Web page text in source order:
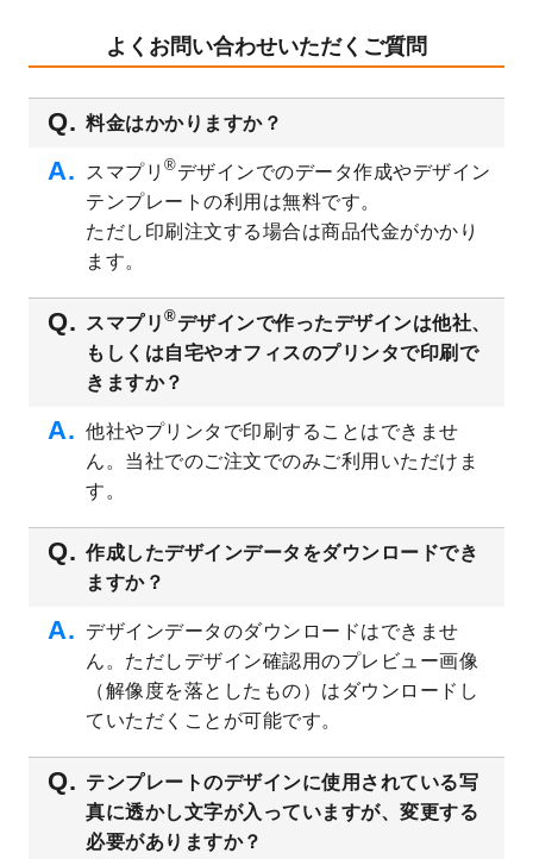
オリジナルサイズ、変型サイズで作成でき
るようになりました！
2023/8/18
チケットのデザインテンプレートを追加し
ました。
2023/8/7
【新商品】チケット
が作成できるようにな
りました！
美容・エステのチラシデザインテンプレー
トを追加しました。
いたしました。
2023/6/12
うちわのデザインテンプレート
を公開いた
しました。
を公開いたしました。
2023/5/9
書類カバー（見積書表紙）のデザインテン
追加しました。
2023/4/20
2023/4/18
セミナー・講演会のチラシデザインテンプ
レートを追加しました。
2023/4/18
スポーツジム・フィットネスクラブのチラ
シデザインテンプレート
2023/3/16
シール・ラベルのデザインテンプレートを
公開いたしました。
2023/3/13
封筒（長3、洋長3、角2）のデザインテンプ
レートを追加しました。
よくお問い合わせいただくご質問
料金はかかりますか？
スマプリ ®デザインでのデータ作成やデザイン
テンプレートの利用は無料です。
ただし印刷注文する場合は商品代金がかかり
ます。
スマプリ ®デザインで作ったデザインは他社、
もしくは自宅やオフィスのプリンタで印刷で
きますか？
他社やプリンタで印刷することはできませ
ん。当社でのご注文でのみご利用いただけま
す。
作成したデザインデータをダウンロードでき
ますか？
デザインデータのダウンロードはできませ
ん。ただしデザイン確認用のプレビュー画像
（解像度を落としたもの）はダウンロードし
ていただくことが可能です。
テンプレートのデザインに使用されている写
真に透かし文字が入っていますが、変更する
必要がありますか？